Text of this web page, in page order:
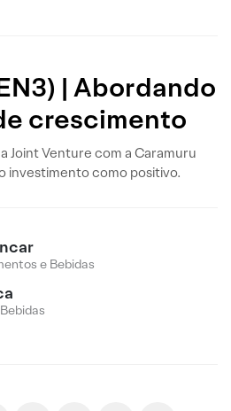
| Abordando
crescimento
Joint Venture com a Caramuru
investimento como positivo.
e Bebidas